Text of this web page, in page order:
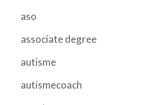
aso
associate degree
autisme
autismecoach